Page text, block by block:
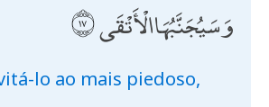
وَسَيُجَنَّبُهَا الْأَتْقَى
lo ao mais piedoso,